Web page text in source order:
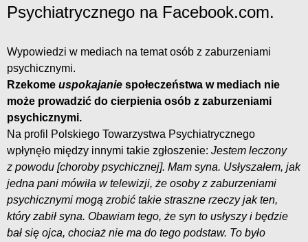
Psychiatrycznego na Facebook.com.
Wypowiedzi w mediach na temat osób z zaburzeniami
psychicznymi.
Rzekome uspokajanie społeczeństwa w mediach nie
może prowadzić do cierpienia osób z zaburzeniami
psychicznymi.
Na profil Polskiego Towarzystwa Psychiatrycznego
wpłynęło między innymi takie zgłoszenie: Jestem leczony
z powodu [choroby psychicznej]. Mam syna. Usłyszałem, jak
jedna pani mówiła w telewizji, że osoby z zaburzeniami
psychicznymi mogą zrobić takie straszne rzeczy jak ten,
który zabił syna. Obawiam tego, że syn to usłyszy i będzie
bał się ojca, chociaż nie ma do tego podstaw. To było